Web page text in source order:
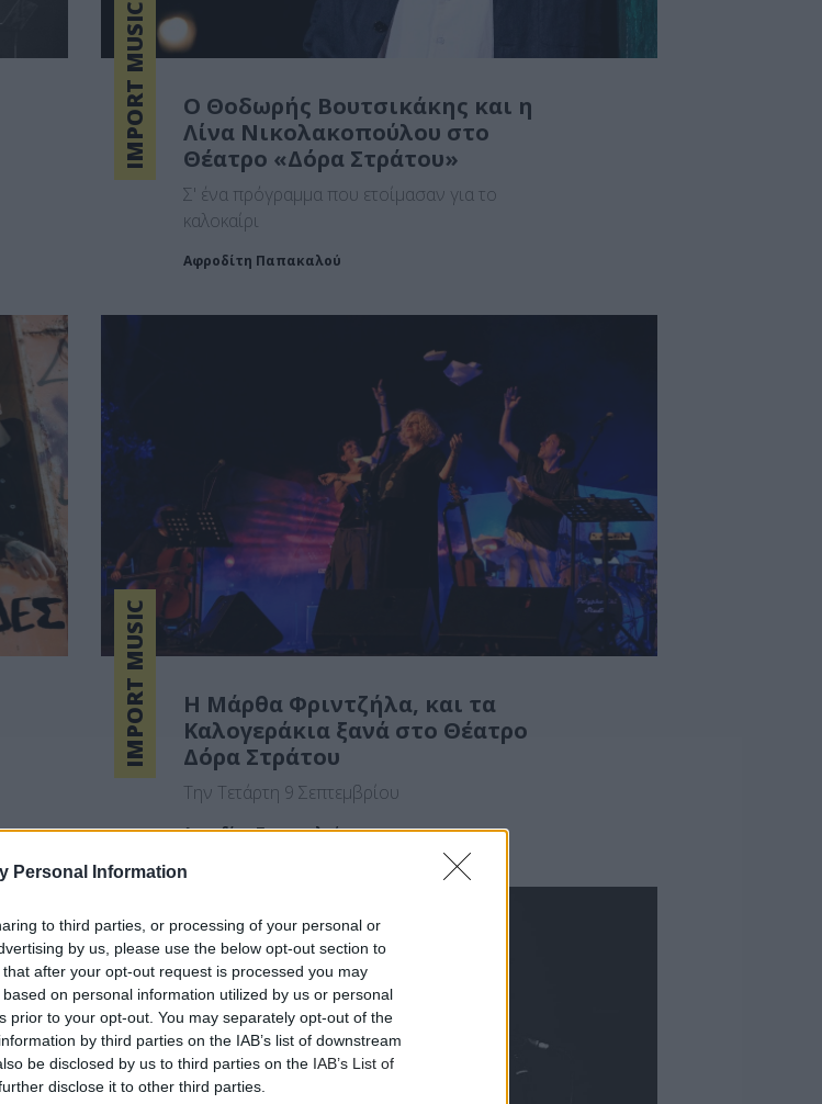
Personal Information
to third parties, or processing of your personal or
by us, please use the below opt-out section to
after your opt-out request is processed you may
on personal information utilized by us or personal
prior to your opt-out. You may separately opt-out of the
by third parties on the IAB’s list of downstream
be disclosed by us to third parties on the IAB’s List of
disclose it to other third parties.
IMPORT MUSIC
Ο Θοδωρής Βουτσικάκης και η
Λίνα Νικολακοπούλου στο
Θέατρο «Δόρα Στράτου»
Σ' ένα πρόγραμμα που ετοίμασαν για το
καλοκαίρι
Αφροδίτη Παπακαλού
IMPORT MUSIC
Η Μάρθα Φριντζήλα, και τα
Καλογεράκια ξανά στο Θέατρο
Δόρα Στράτου
Την Τετάρτη 9 Σεπτεμβρίου
Αφροδίτη Παπακαλού